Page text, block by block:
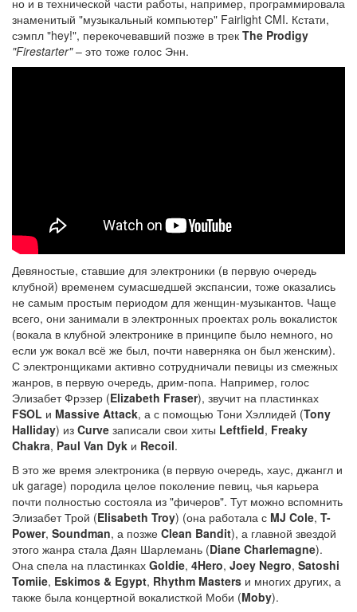
знаменитый "музыкальный компьютер" Fairlight CMI. Кстати,
сэмпл "hey!", перекочевавший позже в трек The Prodigy
"Firestarter"– это тоже голос Энн.
Девяностые, ставшие для электроники (в первую очередь
клубной) временем сумасшедшей экспансии, тоже оказались
не самым простым периодом для женщин-музыкантов. Чаще
всего, они занимали в электронных проектах роль вокалисток
(вокала в клубной электронике в принципе было немного, но
если уж вокал всё же был, почти наверняка он был женским).
С электронщиками активно сотрудничали певицы из смежных
жанров, в первую очередь, дрим-попа. Например, голос
Элизабет Фрэзер (Elizabeth Fraser), звучит на пластинках
FSOL и Massive Attack, а с помощью Тони Хэллидей (Tony
Halliday) из Curve записали свои хиты Leftfield, Freaky
Chakra, Paul Van Dyk и Recoil.
В это же время электроника (в первую очередь, хаус, джангл и
uk garage) породила целое поколение певиц, чья карьера
почти полностью состояла из "фичеров". Тут можно вспомнить
Элизабет Трой (Elisabeth Troy) (она работала с MJ Cole, T-
Power, Soundman, а позже Clean Bandit), а главной звездой
этого жанра стала Даян Шарлемань (Diane Charlemagne).
Она спела на пластинках Goldie, 4Hero, Joey Negro, Satoshi
Tomiie, Eskimos & Egypt, Rhythm Masters и многих других, а
также была концертной вокалисткой Моби (Moby).